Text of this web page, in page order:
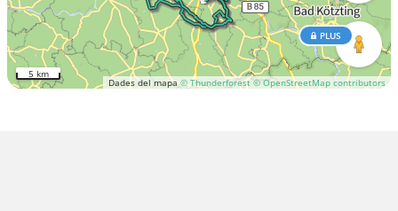
Dades del mapa© Thunderforest © OpenStreetMap contributors
PLUS
5 km